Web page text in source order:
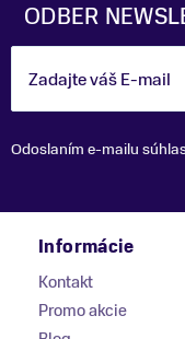
ODBER
Zadajte váš E-mail
Odoslaním e-mailu
Informácie
Kontakt
Promo akcie